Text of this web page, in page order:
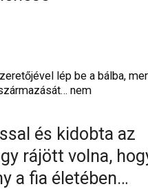
lép be a bálba,
nem
és kidobta az
rájött volna,
a fia életében…